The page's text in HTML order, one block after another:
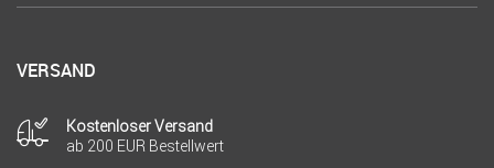
VERSAND
Kostenloser Versand
ab 200 EUR Bestellwert